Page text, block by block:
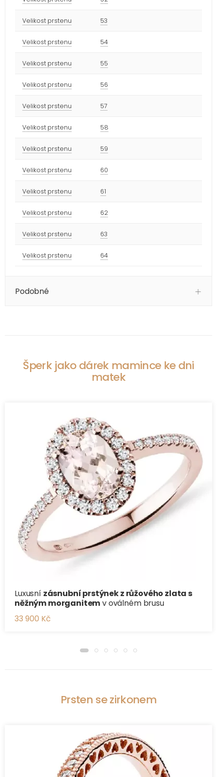
Velikost prstenu 53
Velikost prstenu 54
Velikost prstenu 55
Velikost prstenu 56
Velikost prstenu 57
Velikost prstenu 58
Velikost prstenu 59
Velikost prstenu 60
Velikost prstenu 61
Velikost prstenu 62
Velikost prstenu 63
Velikost prstenu 64
Podobné
Šperk jako dárek mamince ke dni
matek
Luxusní zásnubní prstýnek z růžového zlata s
něžným morganitemv oválném brusu
33 900 Kč
Prsten se zirkonem